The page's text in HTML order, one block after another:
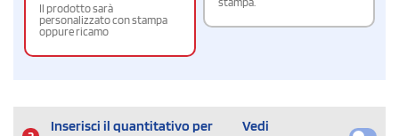
Il prodotto sarà
personalizzato con stampa
oppure ricamo
Inserisci il quantitativo per
Vedi